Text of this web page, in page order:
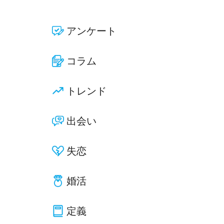
アンケート
コラム
トレンド
出会い
失恋
婚活
定義